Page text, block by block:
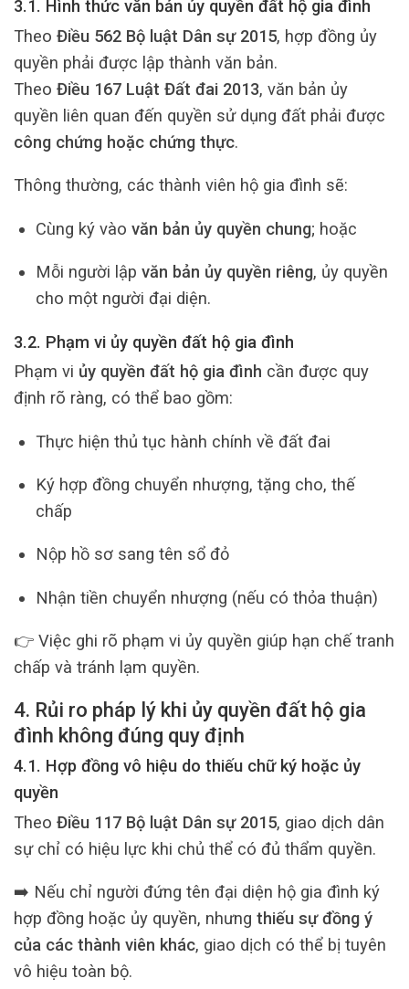
3.1. Hình thức văn bản ủy quyền đất hộ gia đình
Theo Điều 562 Bộ luật Dân sự 2015, hợp đồng ủy
quyền phải được lập thành văn bản.
Theo Điều 167 Luật Đất đai 2013, văn bản ủy
quyền liên quan đến quyền sử dụng đất phải được
công chứng hoặc chứng thực.
Thông thường, các thành viên hộ gia đình sẽ:
Cùng ký vào văn bản ủy quyền chung; hoặc
Mỗi người lập văn bản ủy quyền riêng, ủy quyền
cho một người đại diện.
3.2. Phạm vi ủy quyền đất hộ gia đình
Phạm vi ủy quyền đất hộ gia đình cần được quy
định rõ ràng, có thể bao gồm:
Thực hiện thủ tục hành chính về đất đai
Ký hợp đồng chuyển nhượng, tặng cho, thế
chấp
Nộp hồ sơ sang tên sổ đỏ
Nhận tiền chuyển nhượng (nếu có thỏa thuận)
👉 Việc ghi rõ phạm vi ủy quyền giúp hạn chế tranh
chấp và tránh lạm quyền.
4. Rủi ro pháp lý khi ủy quyền đất hộ gia
đình không đúng quy định
4.1. Hợp đồng vô hiệu do thiếu chữ ký hoặc ủy
quyền
Theo Điều 117 Bộ luật Dân sự 2015, giao dịch dân
sự chỉ có hiệu lực khi chủ thể có đủ thẩm quyền.
➡️ Nếu chỉ người đứng tên đại diện hộ gia đình ký
hợp đồng hoặc ủy quyền, nhưng thiếu sự đồng ý
của các thành viên khác, giao dịch có thể bị tuyên
vô hiệu toàn bộ.